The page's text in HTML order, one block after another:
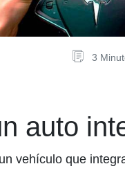
3
auto
vehículo que